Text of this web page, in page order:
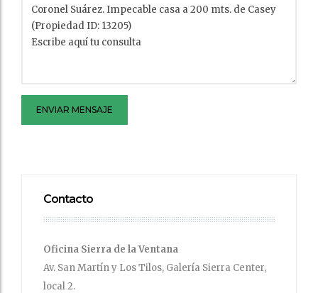
ENVIAR MENSAJE
Contacto
Oficina Sierra de la Ventana
Av. San Martín y Los Tilos, Galería Sierra Center,
local 2.